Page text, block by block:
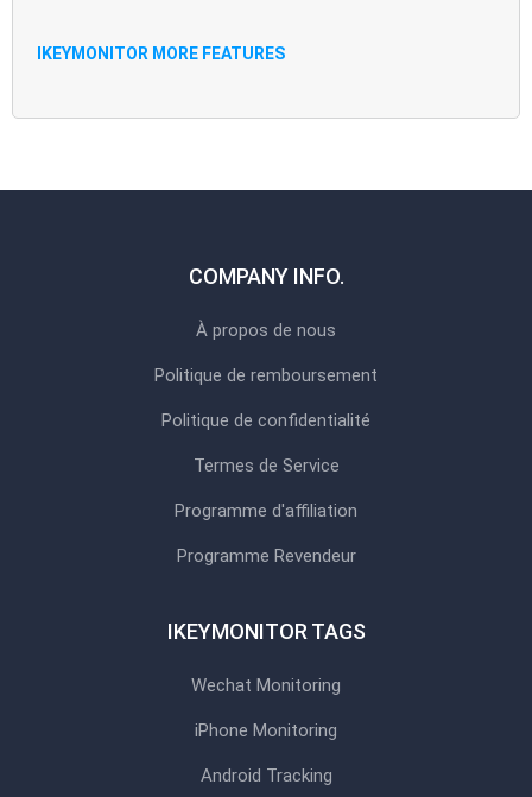
IKEYMONITOR MORE FEATURES
COMPANY INFO.
À propos de nous
Politique de remboursement
Politique de confidentialité
Termes de Service
Programme d'affiliation
Programme Revendeur
IKEYMONITOR TAGS
Wechat Monitoring
iPhone Monitoring
Android Tracking